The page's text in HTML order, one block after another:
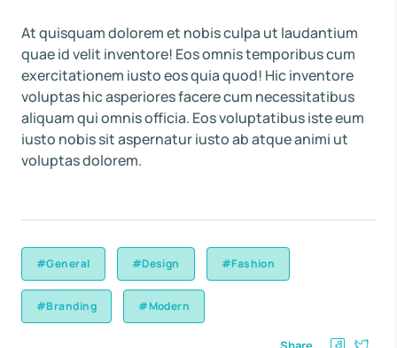
At quisquam dolorem et nobis culpa ut laudantium
quae id velit inventore! Eos omnis temporibus cum
exercitationem iusto eos quia quod! Hic inventore
voluptas hic asperiores facere cum necessitatibus
aliquam qui omnis officia. Eos voluptatibus iste eum
iusto nobis sit aspernatur iusto ab atque animi ut
voluptas dolorem.
#General #Design #Fashion
#Branding #Modern